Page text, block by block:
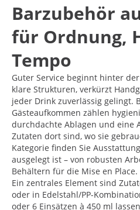
Barzubehör
für Ordnung,
Tempo
Guter Service beginnt hinter
klare Strukturen, verkürzt
jeder Drink zuverlässig gelingt.
Gästeaufkommen zählen
durchdachte Ablagen und eine
Zutaten dort sind, wo sie
Kategorie finden Sie
ausgelegt ist – von robusten
Behältern für die Mise en Place.
Ein zentrales Element sind
oder in Edelstahl/PP-
oder 6 Einsätzen à 450 ml